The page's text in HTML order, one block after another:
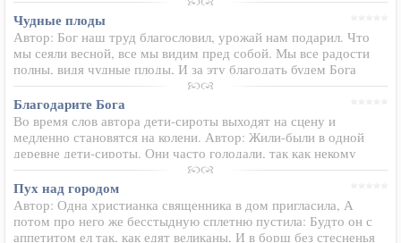
Верующий: А…
Чудные плоды
Автор: Бог наш труд благословил, урожай нам подарил. Что
мы сеяли весной, все мы видим пред собой. Мы все радости
полны, видя чудные плоды, И за эту благодать будем Бога
прославлять. Нам для духа назиданья скажут кое-что плоды,
Выслушаем…
Благодарите Бога
Во время слов автора дети-сироты выходят на сцену и
медленно становятся на колени. Автор: Жили-были в одной
деревне дети-сироты. Они часто голодали, так как некому
было о них позаботиться. И сегодня они себя чувствовали
очень голодными…
Пух над городом
Автор: Одна христианка священника в дом пригласила, А
потом про него же бесстыдную сплетню пустила: Будто он с
аппетитом ел так, как едят великаны, И в борщ без стесненья